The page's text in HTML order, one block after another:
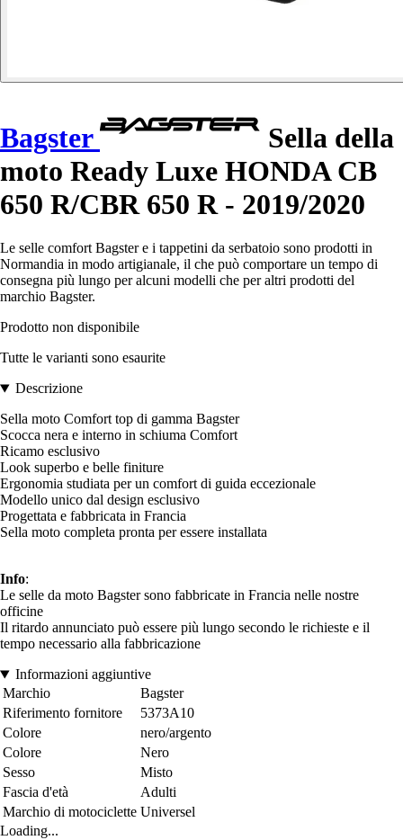
Bagster
Sella della
moto Ready Luxe HONDA CB
650 R/CBR 650 R - 2019/2020
Le selle comfort Bagster e i tappetini da serbatoio sono prodotti in
Normandia in modo artigianale, il che può comportare un tempo di
consegna più lungo per alcuni modelli che per altri prodotti del
marchio Bagster.
Prodotto non disponibile
Tutte le varianti sono esaurite
Descrizione
Sella moto Comfort top di gamma Bagster
Scocca nera e interno in schiuma Comfort
Ricamo esclusivo
Look superbo e belle finiture
Ergonomia studiata per un comfort di guida eccezionale
Modello unico dal design esclusivo
Progettata e fabbricata in Francia
Sella moto completa pronta per essere installata
Info:
Le selle da moto Bagster sono fabbricate in Francia nelle nostre
officine
Il ritardo annunciato può essere più lungo secondo le richieste e il
tempo necessario alla fabbricazione
Informazioni aggiuntive
Marchio
Bagster
Riferimento fornitore
5373A10
Colore
nero/argento
Colore
Nero
Sesso
Misto
Fascia d'età
Adulti
Marchio di motociclette Universel
Loading...